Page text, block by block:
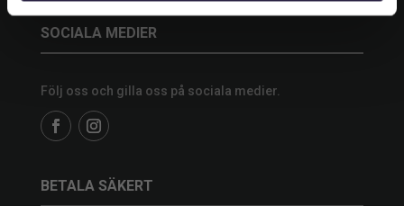
SOCIALA MEDIER
Följ oss och gilla oss på sociala medier.
BETALA SÄKERT